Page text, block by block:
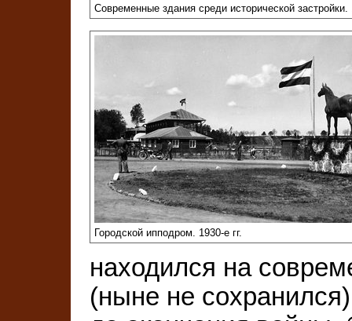
Современные здания среди исторической застройки.
Городской ипподром. 1930-е гг.
находился на
(ныне не